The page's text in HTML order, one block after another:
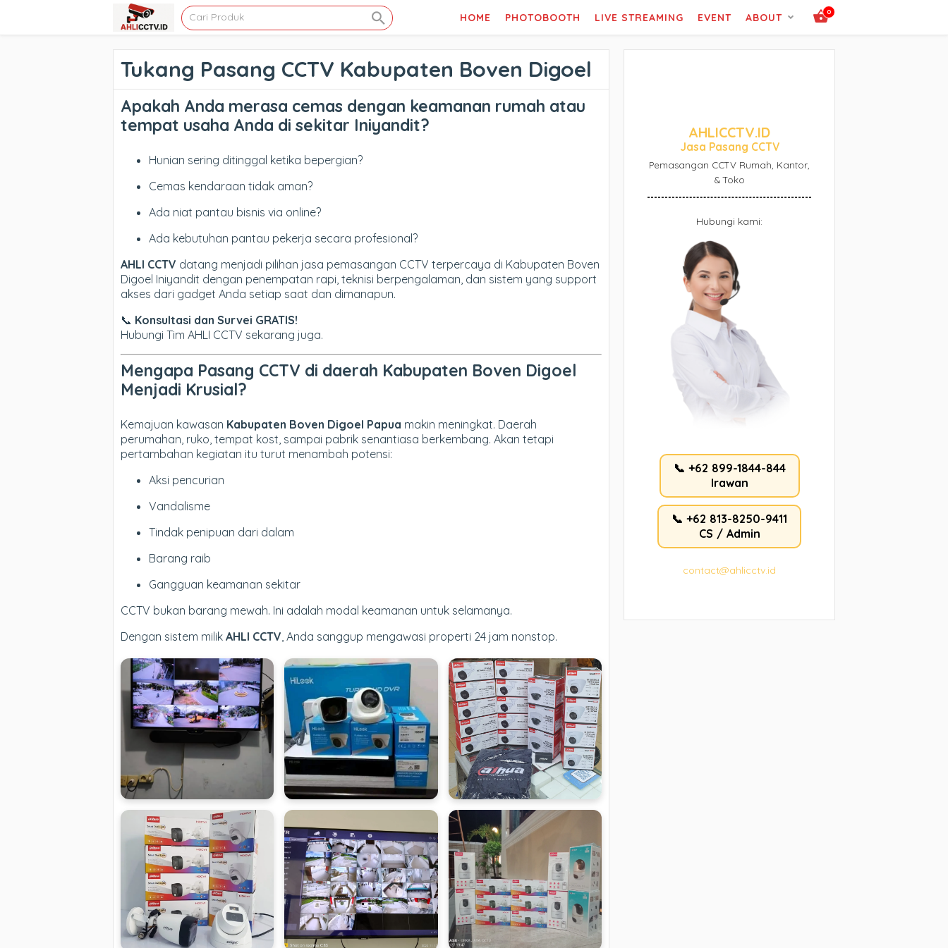
0
HOME PHOTOBOOTH LIVE STREAMING EVENT ABOUT
Tukang Pasang CCTV Kabupaten Boven Digoel
Apakah Anda merasa cemas dengan keamanan rumah atau
tempat usaha Anda di sekitar Iniyandit?
Hunian sering ditinggal ketika bepergian?
Cemas kendaraan tidak aman?
Ada niat pantau bisnis via online?
Ada kebutuhan pantau pekerja secara profesional?
AHLI CCTV datang menjadi pilihan jasa pemasangan CCTV terpercaya di Kabupaten Boven
Digoel Iniyandit dengan penempatan rapi, teknisi berpengalaman, dan sistem yang support
akses dari gadget Anda setiap saat dan dimanapun.
📞 Konsultasi dan Survei GRATIS!
Hubungi Tim AHLI CCTV sekarang juga.
Mengapa Pasang CCTV di daerah Kabupaten Boven Digoel
Menjadi Krusial?
Kemajuan kawasan Kabupaten Boven Digoel Papua makin meningkat. Daerah
perumahan, ruko, tempat kost, sampai pabrik senantiasa berkembang. Akan tetapi
pertambahan kegiatan itu turut menambah potensi:
Aksi pencurian
Vandalisme
Tindak penipuan dari dalam
Barang raib
Gangguan keamanan sekitar
CCTV bukan barang mewah. Ini adalah modal keamanan untuk selamanya.
Dengan sistem milik AHLI CCTV, Anda sanggup mengawasi properti 24 jam nonstop.
AHLICCTV.ID
Jasa Pasang CCTV
Pemasangan CCTV Rumah, Kantor,
& Toko
Hubungi kami:
📞 +62 899-1844-844
Irawan
📞 +62 813-8250-9411
CS / Admin
contact@ahlicctv.id